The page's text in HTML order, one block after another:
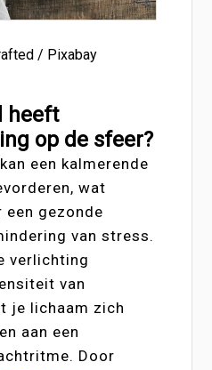
/ Pixabay
heeft
op de sfeer?
een kalmerende
wat
gezonde
van stress.
verlichting
van
je lichaam zich
aan een
Door